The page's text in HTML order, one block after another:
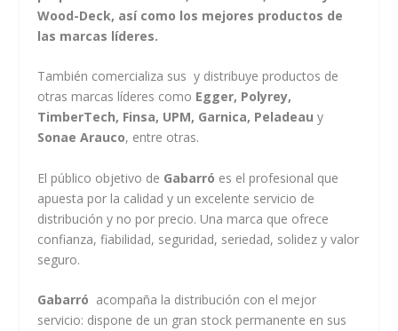
Wood-Deck, así como los mejores productos de
las marcas líderes.
También comercializa sus y distribuye productos de
otras marcas líderes como Egger, Polyrey,
TimberTech, Finsa, UPM, Garnica, Peladeauy
Sonae Arauco, entre otras.
El público objetivo de Gabarró es el profesional que
apuesta por la calidad y un excelente servicio de
distribución y no por precio. Una marca que ofrece
confianza, fiabilidad, seguridad, seriedad, solidez y valor
seguro.
Gabarró acompaña la distribución con el mejor
servicio: dispone de un gran stock permanente en sus